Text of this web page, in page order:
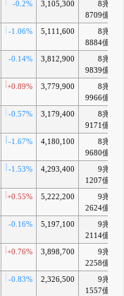
-0.2% 3,105,300
8兆
8709億
-1.06% 5,111,600
8兆
8884億
-0.14% 3,812,900
8兆
9839億
+0.89% 3,779,900
8兆
9966億
-0.57% 3,179,400
8兆
9171億
-1.67% 4,180,100
8兆
9680億
-1.53% 4,293,400
9兆
1207億
+0.55% 5,222,200
9兆
2624億
-0.16% 5,197,100
9兆
2114億
+0.76% 3,898,700
9兆
2258億
-0.83% 2,326,500
9兆
1557億